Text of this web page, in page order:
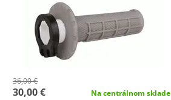
36,00 €
30,00 € Na centrálnom sklade